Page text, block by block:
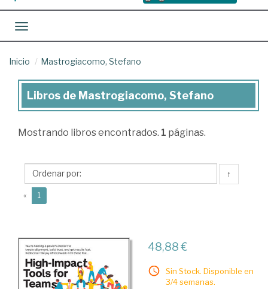
Toggle navigation
Inicio Mastrogiacomo, Stefano
Libros
Mastrogiacomo,
Libros de Mastrogiacomo, Stefano
Mostrando libros encontrados. 1 páginas.
↑
« 1
48,88 €
Sin Stock. Disponible en
3/4 semanas.